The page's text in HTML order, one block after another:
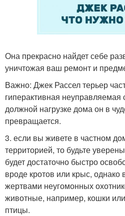
Она прекрасно найдет себе
уничтожая ваш ремонт и
Важно: Джек Рассел терьер
гиперактивная неуправляемая
должной нагрузке дома он в
превращается.
3. если вы живете в частном
территорией, то будьте
будет достаточно быстро
вроде кротов или крыс, однако
жертвами неугомонных
животные, например, кошки
птицы.